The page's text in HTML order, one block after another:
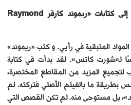
س: هل تفكر في العودة إلى كتابات «ريموند كارفر Raymond
المتبقية في رأيي. و كتب «ريموند»
لـ«شورت كاتس». لقد بدأت في كتابة
لتجميع المزيد من المقاطع المختصرة،
بطريقة ما بالفيلم الأصلي فتركته. لم
بل مستوحى منه. لم تكن القصص التي